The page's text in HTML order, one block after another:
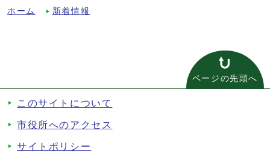
ホーム 新着情報
ページの先頭へ
このサイトについて
市役所へのアクセス
サイトポリシー